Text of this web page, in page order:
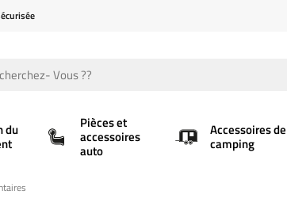
du Pièces et
accessoires
auto
Accessoires de
camping